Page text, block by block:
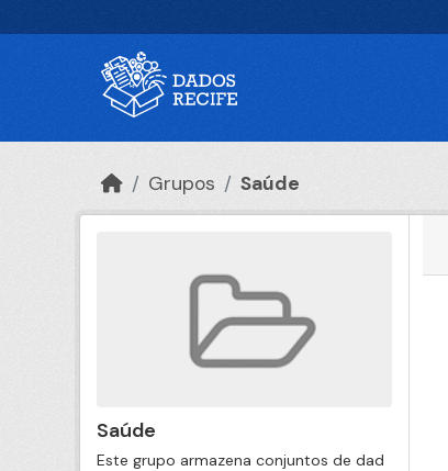
Grupos Saúde
Saúde
Este grupo armazena conjuntos de dad